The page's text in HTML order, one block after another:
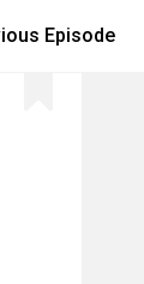
Episode